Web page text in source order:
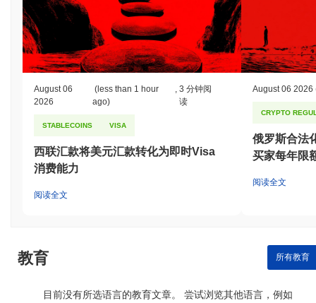
August 06
2026
(less than 1 hour
ago)
,3 分钟阅
读
STABLECOINS VISA
西联汇款将美元汇款转化为即时Visa
消费能力
阅读全文
August 06 2026
CRYPTO
俄罗斯合法
买家每年限
阅读全文
教育 所有教育
目前没有所选语言的教育文章。 尝试浏览其他语言，例如